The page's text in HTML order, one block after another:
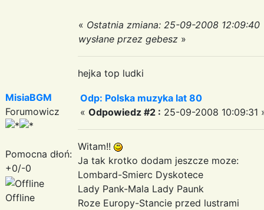
« Ostatnia zmiana: 25-09-2008 12:09:40
wysłane przez gebesz »
hejka top ludki
MisiaBGM
Forumowicz
Pomocna dłoń:
+0/-0
Offline
Odp: Polska muzyka lat 80
« Odpowiedz #2 : 25-09-2008 10:09:31
Witam!!
Ja tak krotko dodam jeszcze moze:
Lombard-Smierc Dyskotece
Lady Pank-Mala Lady Paunk
Roze Europy-Stancie przed lustrami